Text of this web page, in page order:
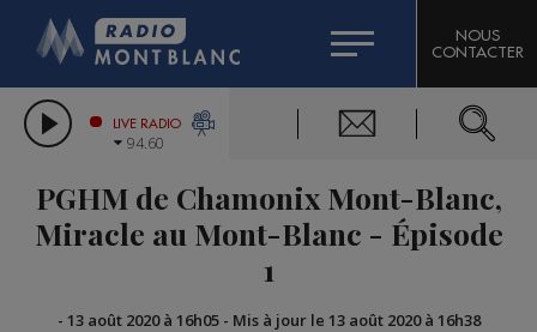
LES CHRONIQUES DE L'EXPERT
CITIZEN MACHINERY
GRAND MASSIF DOMAINES SKIABLES
BIGARD
COMPAGNIE DU MONT-BLANC
NOUS
CONTACTER
LIVE RADIO
94.60
PGHM de Chamonix Mont-Blanc,
Miracle au Mont-Blanc - Épisode
1
- 13 août 2020 à 16h05- Mis à jour le 13 août 2020 à 16h38